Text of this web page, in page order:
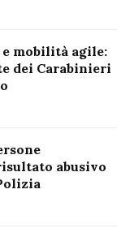
mobilità agile:
dei Carabinieri
abusivo